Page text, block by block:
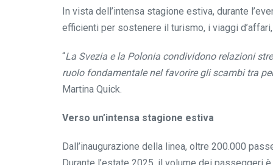
In vista dell’intensa stagione estiva, durante
efficienti per sostenere il turismo, i viaggi
“La Svezia e la Polonia condividono relazioni
ruolo fondamentale nel favorire gli scambi tra
Martina Quick.
Verso un’intensa stagione estiva
Dall’inaugurazione della linea, oltre 200.000